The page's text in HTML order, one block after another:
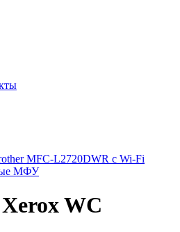
MFC-L2720DWR с Wi-Fi
МФУ
WC